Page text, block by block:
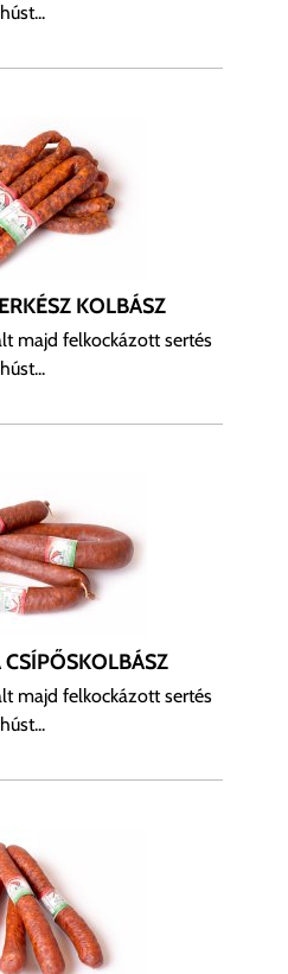
húst...
KOLBÁSZ
majd felkockázott sertés
húst...
majd felkockázott sertés
húst...